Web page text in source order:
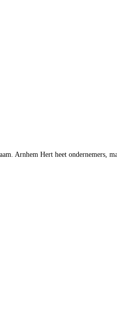
Arnhem Hert heet ondernemers,